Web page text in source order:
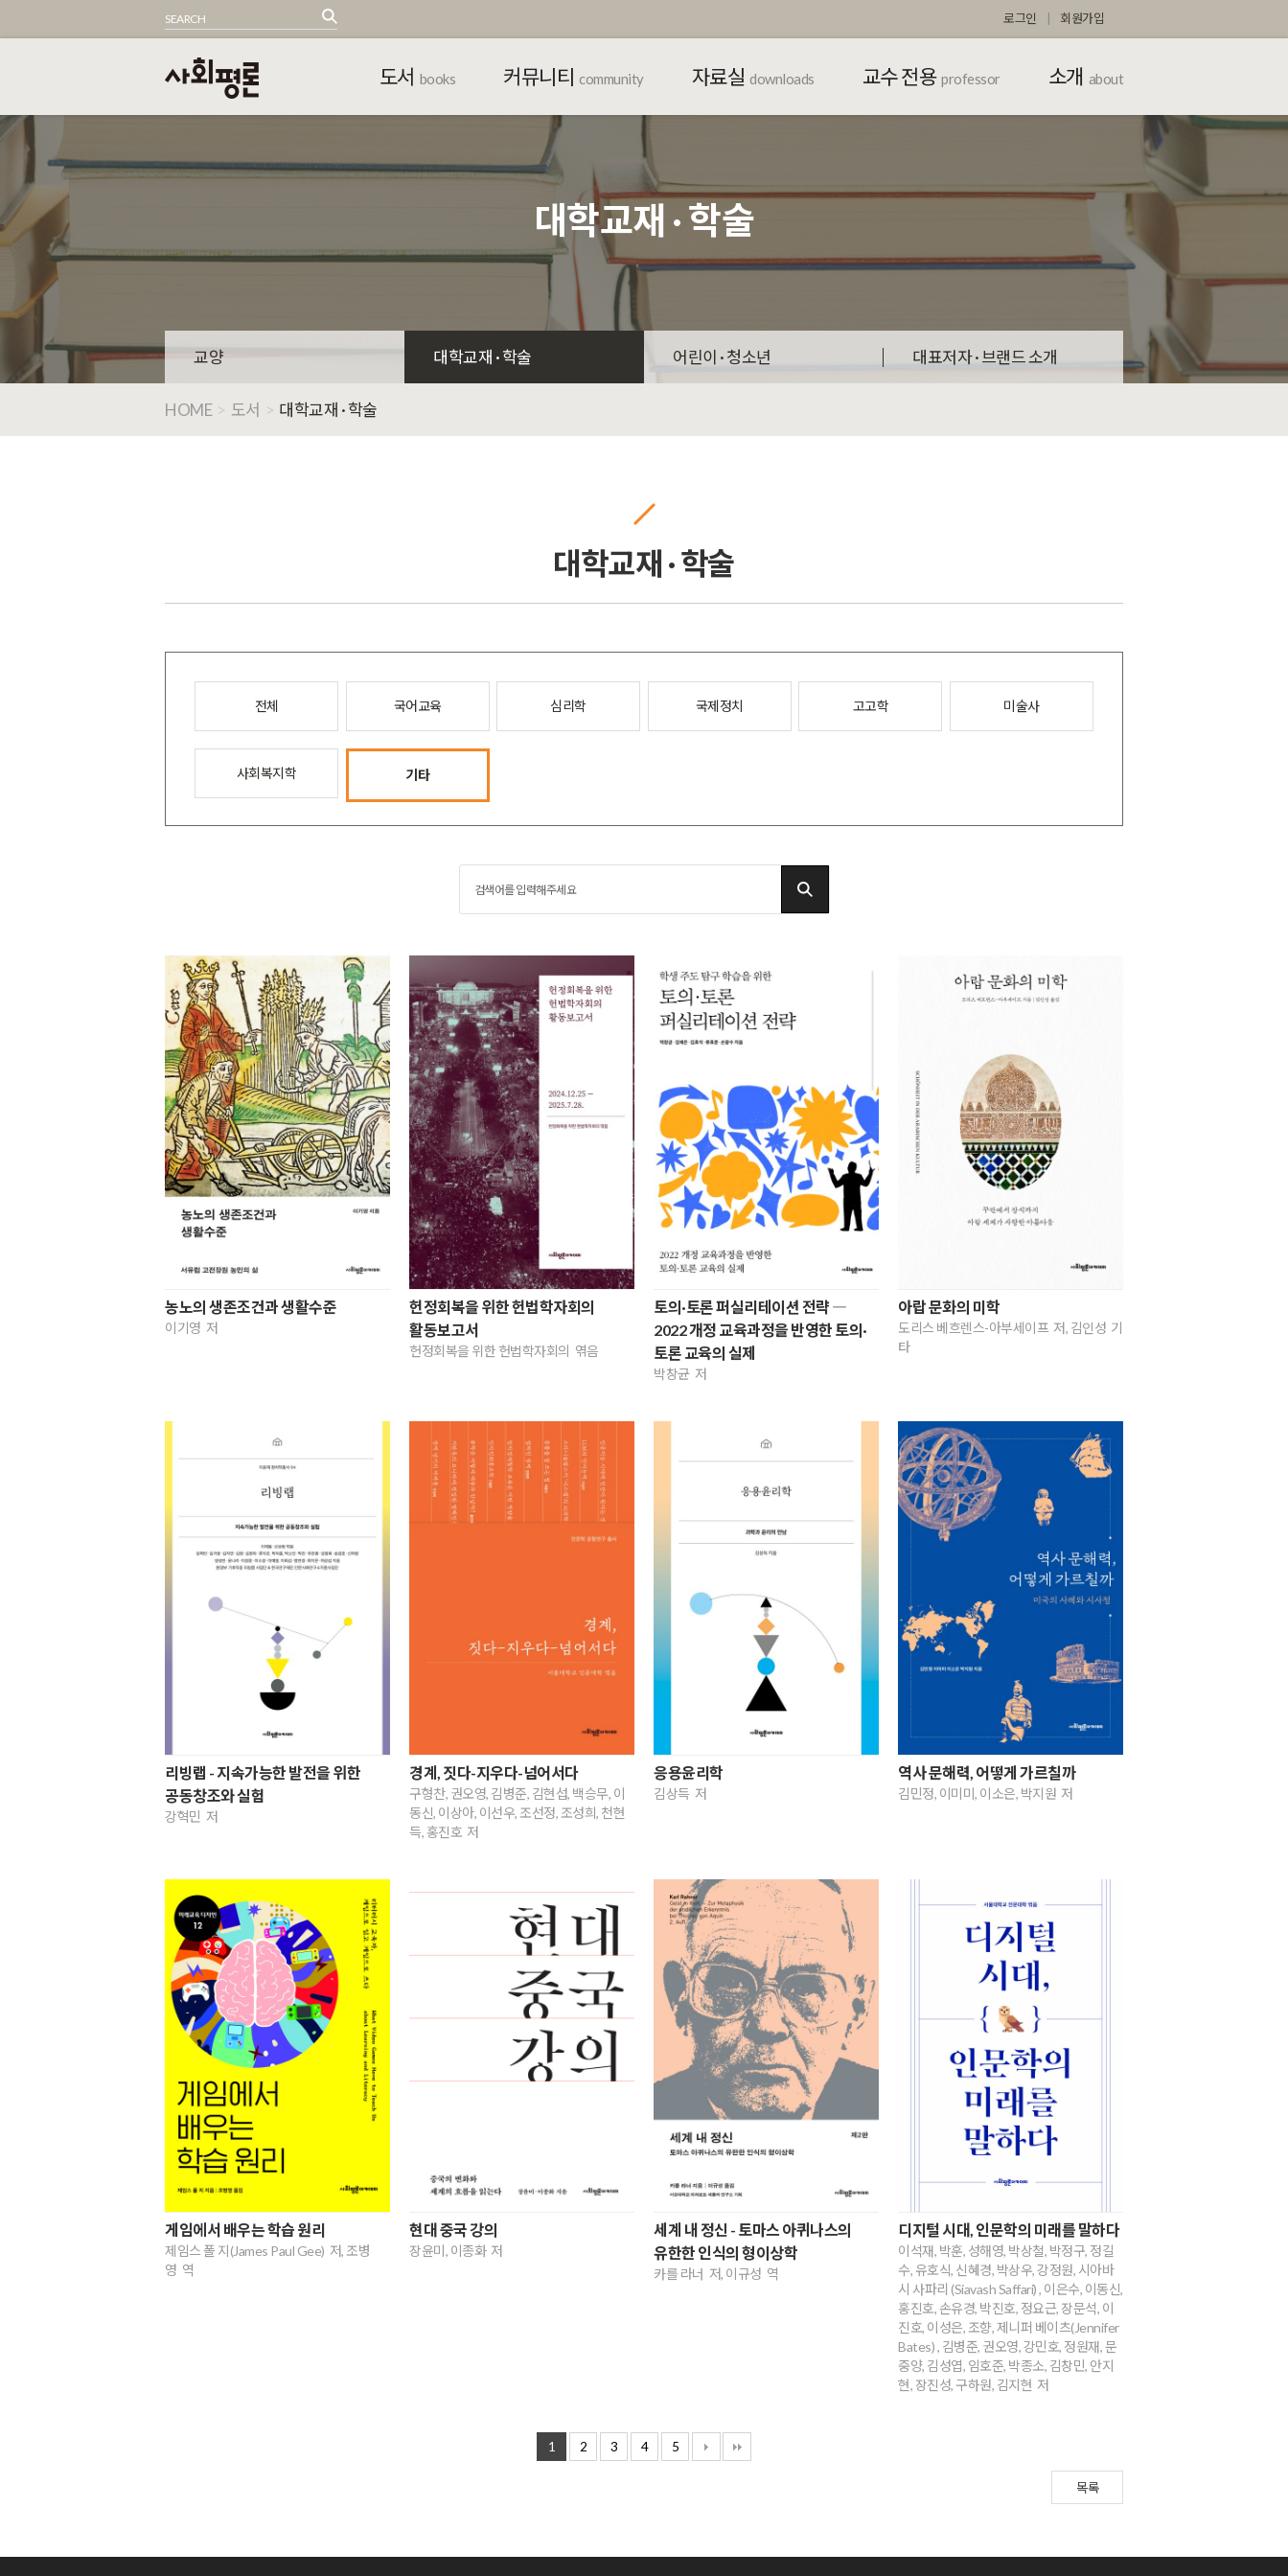
로그인 회원가입
도서 books 커뮤니티 community 자료실 downloads 교수 전용 professor 소개 about
대학교재 · 학술
교양 대학교재 · 학술 어린이 · 청소년 대표저자 · 브랜드 소개
HOME > 도서 > 대학교재 · 학술
대학교재 · 학술
전체 국어교육 심리학 국제정치 고고학 미술사
사회복지학 기타
농노의 생존조건과 생활수준
이기영 저
헌정회복을 위한 헌법학자회의
활동보고서
헌정회복을 위한 헌법학자회의 엮음
토의·토론 퍼실리테이션 전략 ―
2022 개정 교육과정을 반영한 토의·
토론 교육의 실제
박창균 저
아랍 문화의 미학
도리스 베흐렌스-아부세이프 저, 김인성 기
타
리빙랩 - 지속가능한 발전을 위한
공동창조와 실험
강혁민 저
경계, 짓다-지우다-넘어서다
구형찬, 권오영, 김병준, 김현섭, 백승무, 이
동신, 이상아, 이선우, 조선정, 조성희, 천현
득, 홍진호 저
응용윤리학
김상득 저
역사 문해력, 어떻게 가르칠까
김민정, 이미미, 이소은, 박지원 저
게임에서 배우는 학습 원리
제임스 폴 지(James Paul Gee) 저, 조병
영 역
현대 중국 강의
장윤미, 이종화 저
세계 내 정신 - 토마스 아퀴나스의
유한한 인식의 형이상학
카를 라너 저, 이규성 역
디지털 시대, 인문학의 미래를 말하다
이석재, 박훈, 성해영, 박상철, 박정구, 정길
수, 유호식, 신혜경, 박상우, 강정원, 시아바
시 사파리 (Siavash Saffari) , 이은수, 이동신,
홍진호, 손유경, 박진호, 정요근, 장문석, 이
진호, 이성은, 조향, 제니퍼 베이츠(Jennifer
Bates) , 김병준, 권오영, 강민호, 정원재, 문
중양, 김성엽, 임호준, 박종소, 김창민, 안지
현, 장진성, 구하원, 김지현 저
1 2 3 4 5
목록